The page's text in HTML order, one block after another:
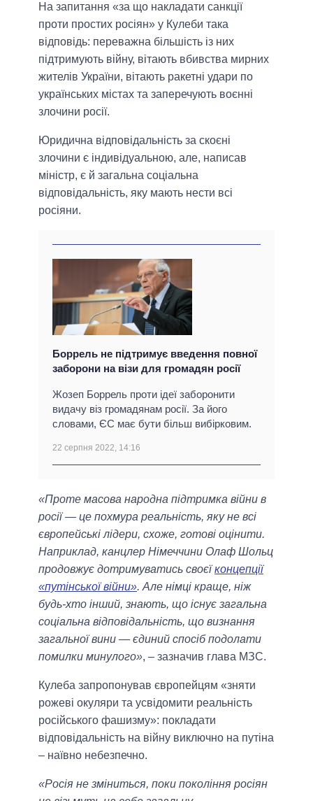
На запитання «за що накладати санкції
проти простих росіян» у Кулеби така
відповідь: переважна більшість із них
підтримують війну, вітають вбивства мирних
жителів України, вітають ракетні удари по
українських містах та заперечують воєнні
злочини росії.
Юридична відповідальність за скоєні
злочини є індивідуальною, але, написав
міністр, є й загальна соціальна
відповідальність, яку мають нести всі
росіяни.
Боррель не підтримує введення повної
заборони на візи для громадян росії
Жозеп Боррель проти ідеї заборонити
видачу віз громадянам росії. За його
словами, ЄС має бути більш вибірковим.
22 серпня 2022, 14:16
«Проте масова народна підтримка війни в
росії — це похмура реальність, яку не всі
європейські лідери, схоже, готові оцінити.
Наприклад, канцлер Німеччини Олаф Шольц
продовжує дотримуватись своєїконцепції
«путінської війни». Але німці краще, ніж
будь-хто інший, знають, що існує загальна
соціальна відповідальність, що визнання
загальної вини — єдиний спосіб подолати
помилки минулого», – зазначив глава МЗС.
Кулеба запропонував європейцям «зняти
рожеві окуляри та усвідомити реальність
російського фашизму»: покладати
відповідальність на війну виключно на путіна
– наївно небезпечно.
«Росія не зміниться, поки покоління росіян